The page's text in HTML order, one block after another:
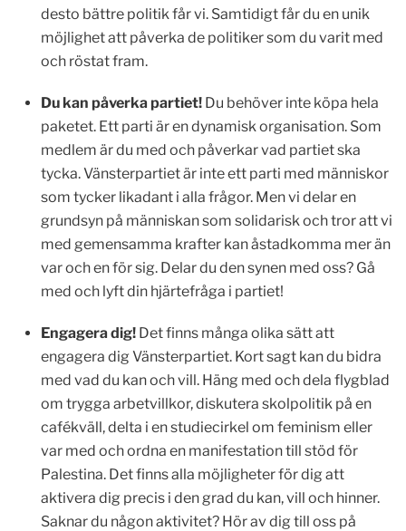
desto bättre politik får vi. Samtidigt får du en unik
möjlighet att påverka de politiker som du varit med
och röstat fram.
Du kan påverka partiet! Du behöver inte köpa hela
paketet. Ett parti är en dynamisk organisation. Som
medlem är du med och påverkar vad partiet ska
tycka. Vänsterpartiet är inte ett parti med människor
som tycker likadant i alla frågor. Men vi delar en
grundsyn på människan som solidarisk och tror att vi
med gemensamma krafter kan åstadkomma mer än
var och en för sig. Delar du den synen med oss? Gå
med och lyft din hjärtefråga i partiet!
Engagera dig! Det finns många olika sätt att
engagera dig Vänsterpartiet. Kort sagt kan du bidra
med vad du kan och vill. Häng med och dela flygblad
om trygga arbetvillkor, diskutera skolpolitik på en
cafékväll, delta i en studiecirkel om feminism eller
var med och ordna en manifestation till stöd för
Palestina. Det finns alla möjligheter för dig att
aktivera dig precis i den grad du kan, vill och hinner.
Saknar du någon aktivitet? Hör av dig till oss på